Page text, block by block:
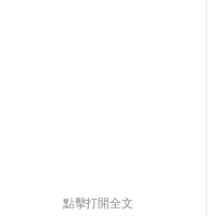
點擊打開全文